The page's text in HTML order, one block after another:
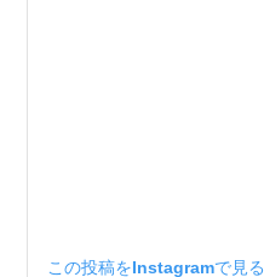
この投稿をInstagramで見る